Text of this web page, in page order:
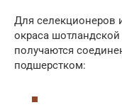
Для селекционеров
окраса
получаются
подшерстком: